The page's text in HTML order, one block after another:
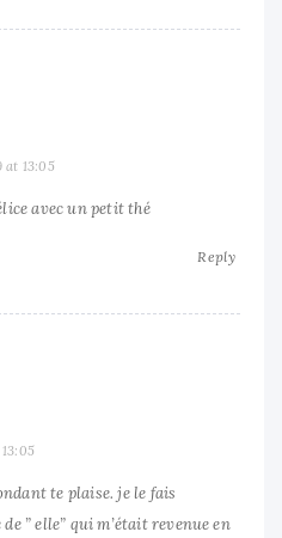
13:05
avec un petit thé
Reply
te plaise. je le fais
” elle” qui m’était revenue en